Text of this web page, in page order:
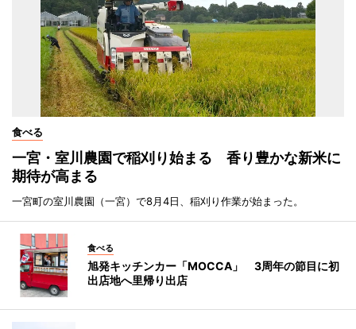
食べる
一宮・室川農園で稲刈り始まる 香り豊かな新米に
期待が高まる
一宮町の室川農園（一宮）で8月4日、稲刈り作業が始まった。
食べる
旭発キッチンカー「MOCCA」 3周年の節目に初
出店地へ里帰り出店